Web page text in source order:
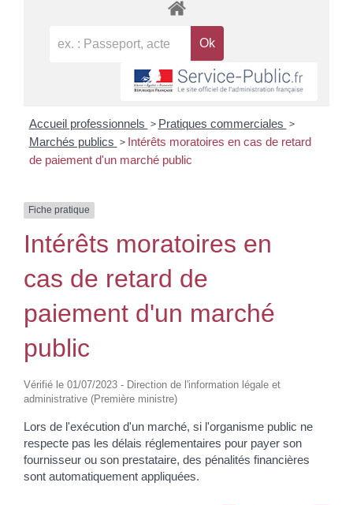
Accueil professionnels > Pratiques commerciales >
Marchés publics > Intérêts moratoires en cas de retard
de paiement d'un marché public
Fiche pratique
Intérêts moratoires en
cas de retard de
paiement d'un marché
public
Vérifié le 01/07/2023 - Direction de l'information légale et
administrative (Première ministre)
Lors de l'exécution d'un marché, si l'organisme public ne
respecte pas les délais réglementaires pour payer son
fournisseur ou son prestataire, des pénalités financières
sont automatiquement appliquées.